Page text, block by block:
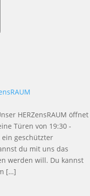
HERZensRAUM öffnet
Türen von 19:30 -
ein geschützter
du mit uns das
werden will. Du kannst
[…]